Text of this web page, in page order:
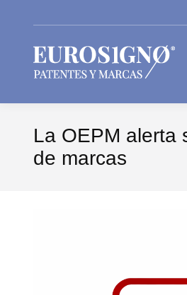
La OEPM alerta
de marcas